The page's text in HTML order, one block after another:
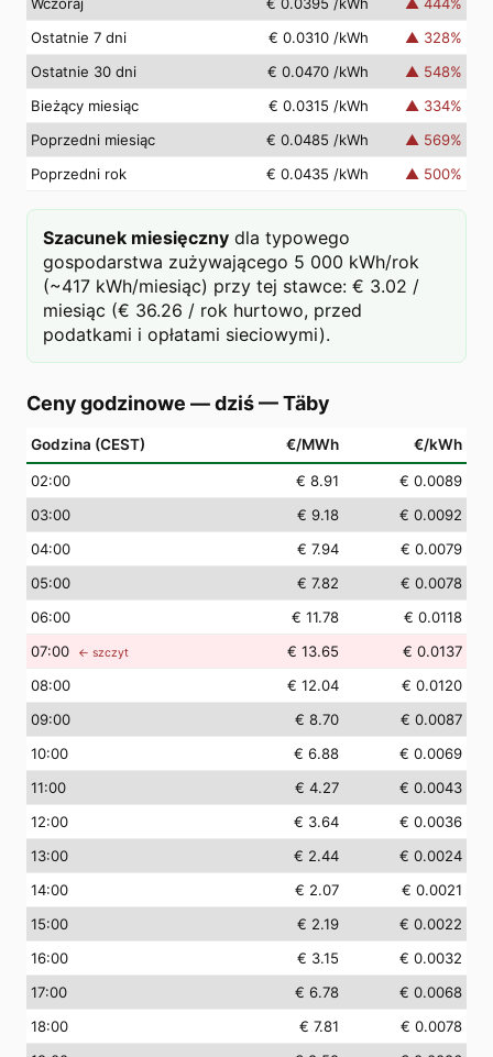
Ostatnie 7 dni
€ 0.0310 /kWh ▲ 328%
Ostatnie 30 dni
€ 0.0470 /kWh ▲ 548%
Bieżący miesiąc
€ 0.0315 /kWh ▲ 334%
Poprzedni miesiąc
€ 0.0485 /kWh ▲ 569%
Poprzedni rok
€ 0.0435 /kWh ▲ 500%
Szacunek miesięczny dla typowego
gospodarstwa zużywającego 5 000 kWh/rok
(~417 kWh/miesiąc) przy tej stawce: € 3.02 /
miesiąc (€ 36.26 / rok hurtowo, przed
podatkami i opłatami sieciowymi).
Ceny godzinowe — dziś—Täby
Godzina (CEST) €/MWh €/kWh
02:00 € 8.91
€ 0.0089
03:00 € 9.18
€ 0.0092
04:00 € 7.94
€ 0.0079
05:00 € 7.82
€ 0.0078
06:00 € 11.78
€ 0.0118
07:00 ← szczyt € 13.65
€ 0.0137
08:00 € 12.04
€ 0.0120
09:00 € 8.70
€ 0.0087
10:00 € 6.88
€ 0.0069
11:00 € 4.27
€ 0.0043
12:00 € 3.64
€ 0.0036
13:00 € 2.44
€ 0.0024
14:00 € 2.07
€ 0.0021
15:00 € 2.19
€ 0.0022
16:00 € 3.15
€ 0.0032
17:00 € 6.78
€ 0.0068
18:00 € 7.81
€ 0.0078